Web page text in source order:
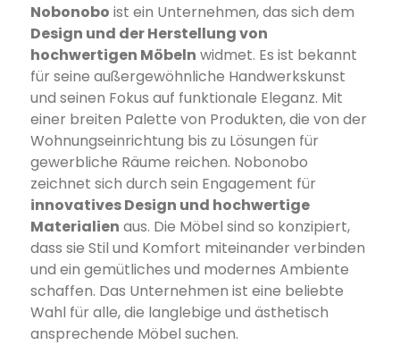
Nobonobo ist ein Unternehmen, das sich dem
Design und der Herstellung von
hochwertigen Möbeln widmet. Es ist bekannt
für seine außergewöhnliche Handwerkskunst
und seinen Fokus auf funktionale Eleganz. Mit
einer breiten Palette von Produkten, die von der
Wohnungseinrichtung bis zu Lösungen für
gewerbliche Räume reichen. Nobonobo
zeichnet sich durch sein Engagement für
innovatives Design und hochwertige
Materialien aus. Die Möbel sind so konzipiert,
dass sie Stil und Komfort miteinander verbinden
und ein gemütliches und modernes Ambiente
schaffen. Das Unternehmen ist eine beliebte
Wahl für alle, die langlebige und ästhetisch
ansprechende Möbel suchen.